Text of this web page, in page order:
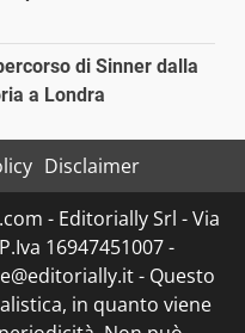
di Sinner dalla
a Londra
Disclaimer
- Editorially Srl - Via
16947451007 -
- Questo
in quanto viene